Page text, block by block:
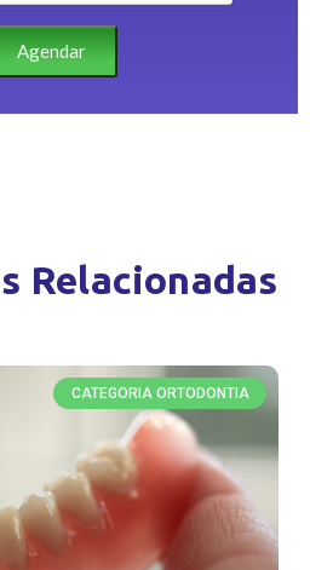
Agendar
Relacionadas
CATEGORIA ORTODONTIA